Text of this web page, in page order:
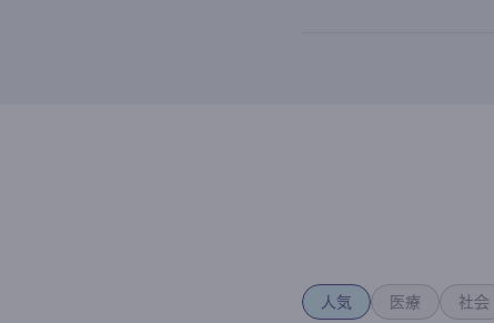
人気 医療 社会